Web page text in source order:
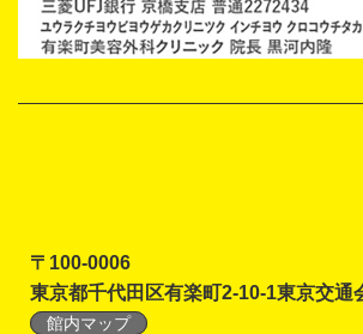
〒100-0006
東京都千代田区有楽町2-10-1東京交通
館内マップ